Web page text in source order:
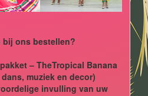
bij ons bestellen?
– TheTropical Banana
muziek en decor)
invulling van uw